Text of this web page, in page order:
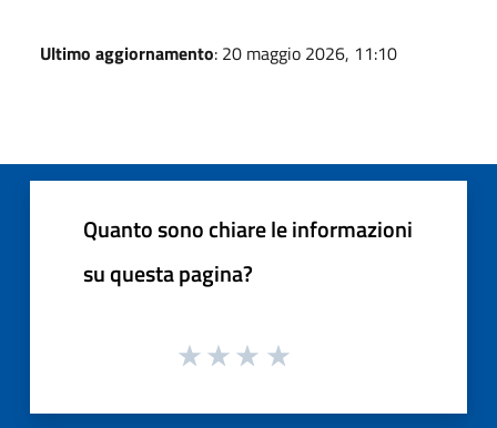
Ultimo aggiornamento: 20 maggio 2026, 11:10
Quanto sono chiare le informazioni
su questa pagina?